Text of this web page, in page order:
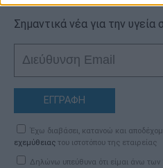
Σημαντικά νέα για την
ΕΓΓΡΑΦΗ
Έχω διαβάσει, κατανοώ και
εχεμύθειας του ιστοτόπου της εταιρείας
Δηλώνω υπεύθυνα ότι είμαι άνω των